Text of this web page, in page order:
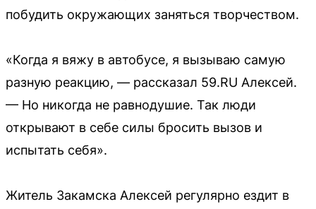
побудить окружающих заняться творчеством.
«Когда я вяжу в автобусе, я вызываю самую
разную реакцию, — рассказал 59.RU Алексей.
— Но никогда не равнодушие. Так люди
открывают в себе силы бросить вызов и
испытать себя».
Житель Закамска Алексей регулярно ездит в